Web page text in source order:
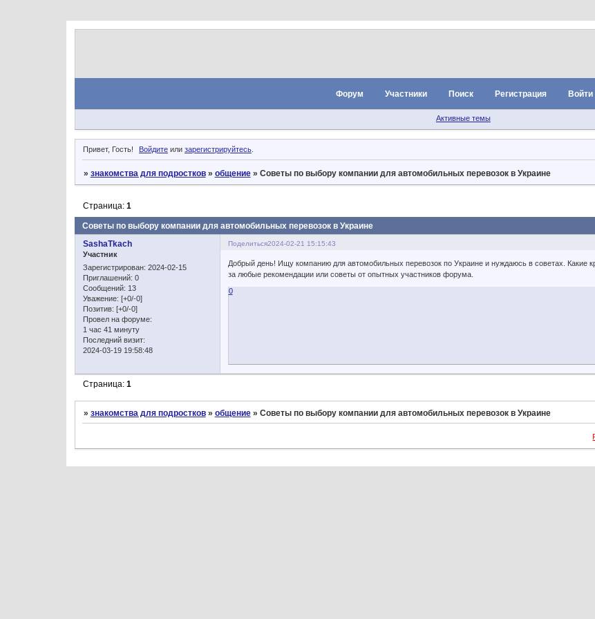
Форум Участники Поиск Регистрация Войти
Активные темы
Привет, Гость! Войдите илизарегистрируйтесь.
» знакомства для подростков » общение » Советы по выбору компании для автомобильных перевозок в Украине
Советы по выбору компании для автомобильных перевозок в Украине
Страница: 1
Поделиться2024-02-21 15:15:43
SashaTkach
Участник
Зарегистрирован: 2024-02-15
Приглашений: 0
Сообщений: 13
Уважение: [+0/-0]
Позитив: [+0/-0]
Провел на форуме:
1 час 41 минуту
Последний визит:
2024-03-19 19:58:48
Добрый день! Ищу компанию для автомобильных перевозок по Украине и нуждаюсь в советах. Какие
за любые рекомендации или советы от опытных участников форума.
0
Страница: 1
» знакомства для подростков » общение » Советы по выбору компании для автомобильных перевозок в Украине